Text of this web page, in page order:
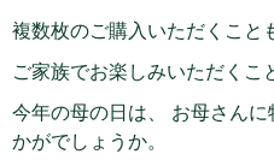
複数枚のご購入いただくこと
ご家族でお楽しみいただくこ
今年の母の日は、 お母さん
かがでしょうか。